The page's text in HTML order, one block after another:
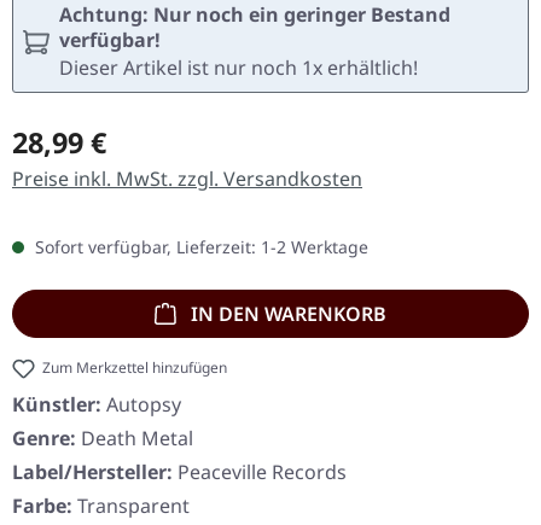
Achtung: Nur noch ein geringer Bestand
verfügbar!
Dieser Artikel ist nur noch 1x erhältlich!
Regulärer Preis:
28,99 €
Preise inkl. MwSt. zzgl. Versandkosten
Sofort verfügbar, Lieferzeit: 1-2 Werktage
IN DEN WARENKORB
Zum Merkzettel hinzufügen
Künstler: Autopsy
Genre: Death Metal
Label/Hersteller: Peaceville Records
Farbe: Transparent